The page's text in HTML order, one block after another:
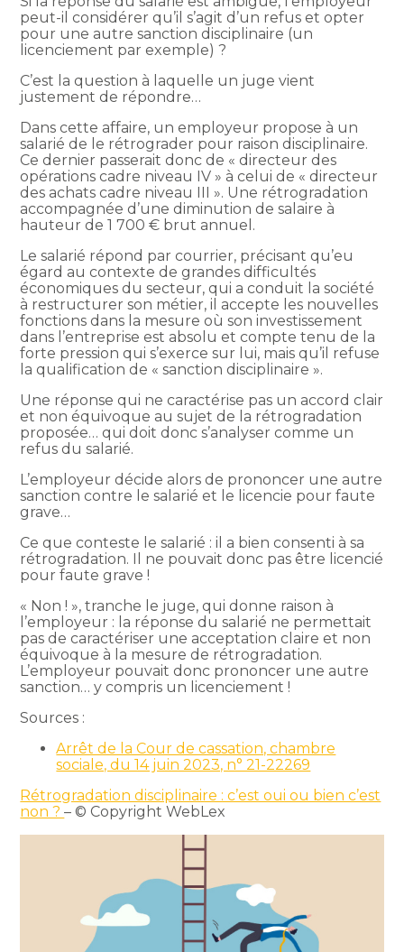
peut-il considérer qu’il s’agit d’un refus et opter
pour une autre sanction disciplinaire (un
licenciement par exemple) ?
C’est la question à laquelle un juge vient
justement de répondre…
Dans cette affaire, un employeur propose à un
salarié de le rétrograder pour raison disciplinaire.
Ce dernier passerait donc de « directeur des
opérations cadre niveau IV » à celui de « directeur
des achats cadre niveau III ». Une rétrogradation
accompagnée d’une diminution de salaire à
hauteur de 1 700 € brut annuel.
Le salarié répond par courrier, précisant qu’eu
égard au contexte de grandes difficultés
économiques du secteur, qui a conduit la société
à restructurer son métier, il accepte les nouvelles
fonctions dans la mesure où son investissement
dans l’entreprise est absolu et compte tenu de la
forte pression qui s’exerce sur lui, mais qu’il refuse
la qualification de « sanction disciplinaire ».
Une réponse qui ne caractérise pas un accord clair
et non équivoque au sujet de la rétrogradation
proposée… qui doit donc s’analyser comme un
refus du salarié.
L’employeur décide alors de prononcer une autre
sanction contre le salarié et le licencie pour faute
grave…
Ce que conteste le salarié : il a bien consenti à sa
rétrogradation. Il ne pouvait donc pas être licencié
pour faute grave !
« Non ! », tranche le juge, qui donne raison à
l’employeur : la réponse du salarié ne permettait
pas de caractériser une acceptation claire et non
équivoque à la mesure de rétrogradation.
L’employeur pouvait donc prononcer une autre
sanction… y compris un licenciement !
Sources :
Arrêt de la Cour de cassation, chambre
sociale, du 14 juin 2023, n° 21-22269
Rétrogradation disciplinaire : c’est oui ou bien c’est
non ?– © Copyright WebLex